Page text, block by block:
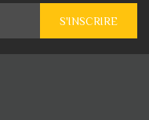
S'INSCRIRE